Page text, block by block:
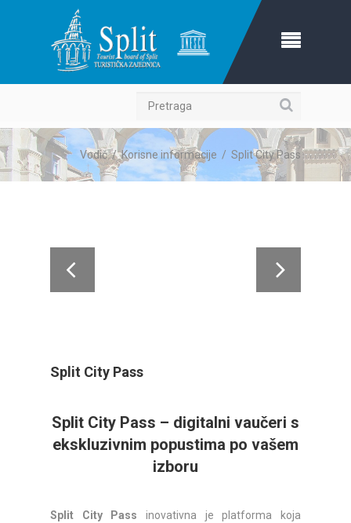
Pretraga
Vodič/Korisne informacije / Split City Pass
Split City Pass
Split City Pass – digitalni vaučeri s
ekskluzivnim popustima po vašem
izboru
Split City Pass inovativna je platforma koja